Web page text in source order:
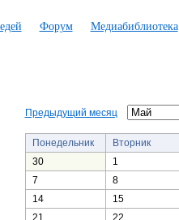
Форум Медиабиблиотека
Предыдущий месяц
Понедельник
Вторник
30
1
7
8
14
15
21
22